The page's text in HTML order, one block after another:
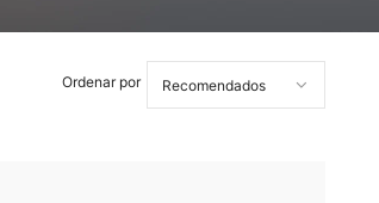
Ordenar por